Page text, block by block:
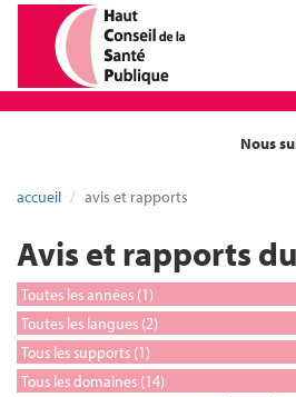
Nous
accueil avis et rapports
Avis et rapports du